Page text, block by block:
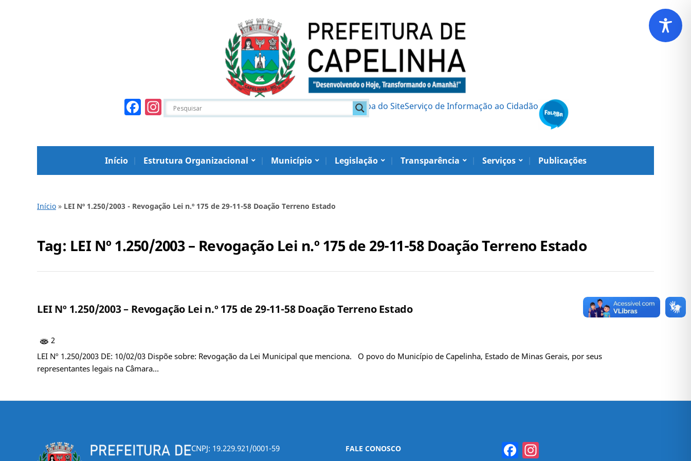
Facebook
Instagram Mapa do SiteServiço de Informação ao Cidadão
Início Estrutura Organizacional Município Legislação Transparência Serviços Publicações
Início » LEI Nº 1.250/2003 - Revogação Lei n.º 175 de 29-11-58 Doação Terreno Estado
Tag: LEI Nº 1.250/2003 – Revogação Lei n.º 175 de 29-11-58 Doação Terreno Estado
LEI Nº 1.250/2003 – Revogação Lei n.º 175 de 29-11-58 Doação Terreno Estado
2
LEI Nº 1.250/2003 DE: 10/02/03 Dispõe sobre: Revogação da Lei Municipal que menciona. O povo do Município de Capelinha, Estado de Minas Gerais, por seus
representantes legais na Câmara…
CNPJ: 19.229.921/0001-59 FALE CONOSCO Facebook